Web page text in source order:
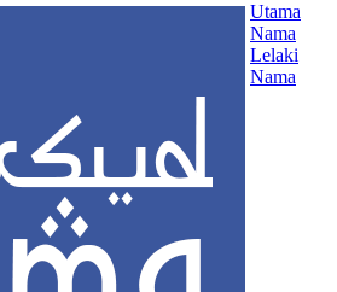
Utama
Nama
Lelaki
Nama